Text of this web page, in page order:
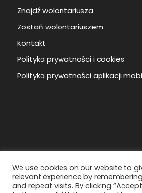
Znajdź wolontariusza
Zostań wolontariuszem
Kontakt
Polityka prywatności i cookies
Polityka prywatności aplikacji
We use cookies on our website to
relevant experience by
and repeat visits. By clicking